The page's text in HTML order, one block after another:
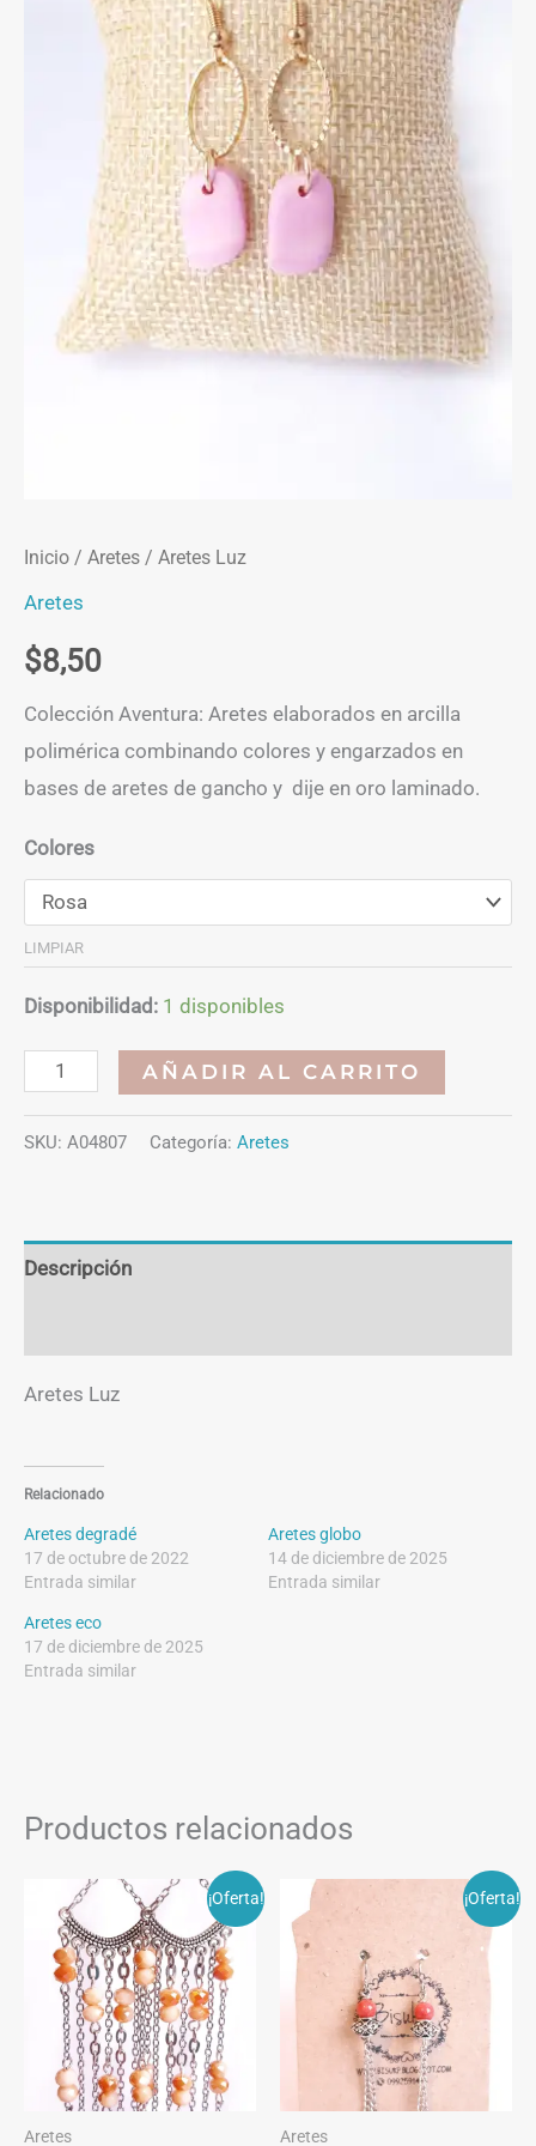
Inicio / Aretes / Aretes Luz
Aretes
$8,50
Colección Aventura: Aretes elaborados en arcilla
polimérica combinando colores y engarzados en
bases de aretes de gancho y dije en oro laminado.
Colores
LIMPIAR
Disponibilidad: 1 disponibles
Aretes
cantidad
AÑADIR AL CARRITO
SKU: A04807 Categoría: Aretes
Descripción
Aretes Luz
Relacionado
Aretes degradé
17 de octubre de 2022
Entrada similar
Aretes globo
14 de diciembre de 2025
Entrada similar
Aretes eco
17 de diciembre de 2025
Entrada similar
Productos relacionados
¡Oferta!
Aretes
¡Oferta!
Aretes